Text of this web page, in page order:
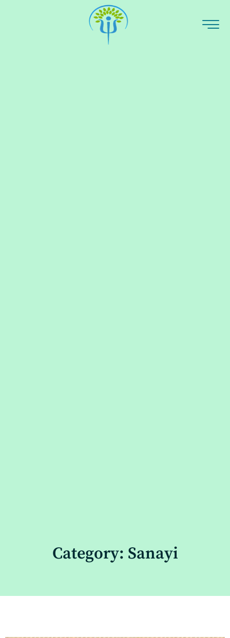
Category: Sanayi